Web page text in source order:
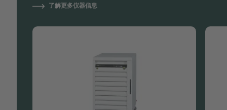
了解更多仪器信息